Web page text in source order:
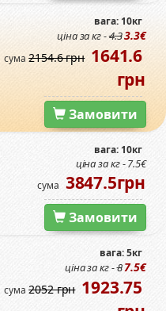
вага: 10кг
ціна за кг -4.33.3€
сума2154.6 грн 1641.6
грн
Замовити
вага: 10кг
ціна за кг - 7.5€
сума 3847.5грн
Замовити
вага: 5кг
ціна за кг -87.5€
сума2052 грн 1923.75